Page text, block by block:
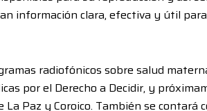
información clara, efectiva y útil
radiofónicos sobre salud
por el Derecho a Decidir, y
Paz y Coroico. También se contará